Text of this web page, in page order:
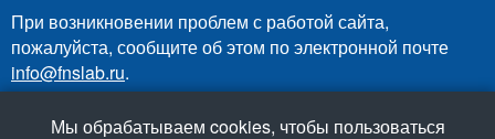
При возникновении проблем с работой сайта,
пожалуйста, сообщите об этом по электронной почте
info@fnslab.ru.
Мы обрабатываем cookies, чтобы пользоваться